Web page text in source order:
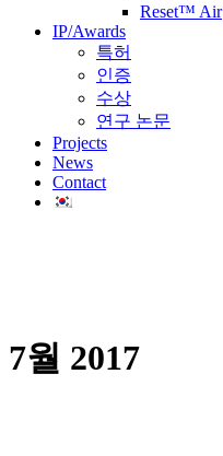
Reset™ Air
IP/Awards
특허
인증
수상
연구 논문
Projects
News
Contact
7월 2017